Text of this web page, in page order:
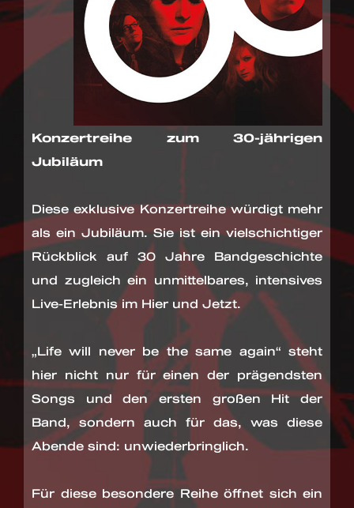
Konzertreihe zum 30-jährigen
Jubiläum
Diese exklusive Konzertreihe würdigt mehr
als ein Jubiläum. Sie ist ein vielschichtiger
Rückblick auf 30 Jahre Bandgeschichte
und zugleich ein unmittelbares, intensives
Live-Erlebnis im Hier und Jetzt.
„Life will never be the same again“ steht
hier nicht nur für einen der prägendsten
Songs und den ersten großen Hit der
Band, sondern auch für das, was diese
Abende sind: unwiederbringlich.
Für diese besondere Reihe öffnet sich ein